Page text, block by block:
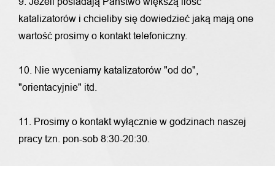
katalizatorów i chcieliby się dowiedzieć jaką mają one
wartość prosimy o kontakt telefoniczny.
10. Nie wyceniamy katalizatorów "od do",
"orientacyjnie" itd.
11. Prosimy o kontakt wyłącznie w godzinach naszej
pracy tzn. pon-sob 8:30-20:30.